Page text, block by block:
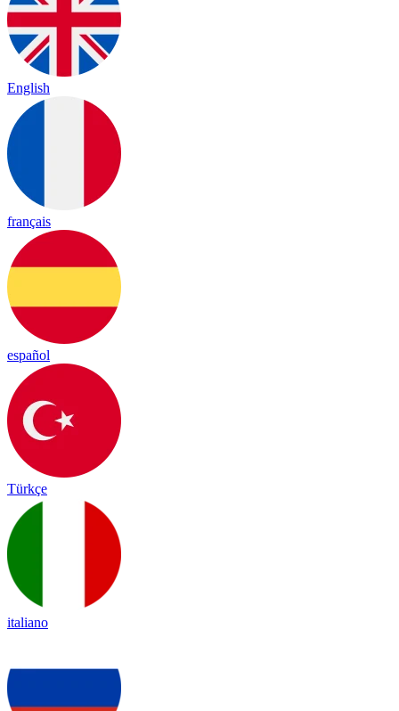
English
français
español
Türkçe
italiano